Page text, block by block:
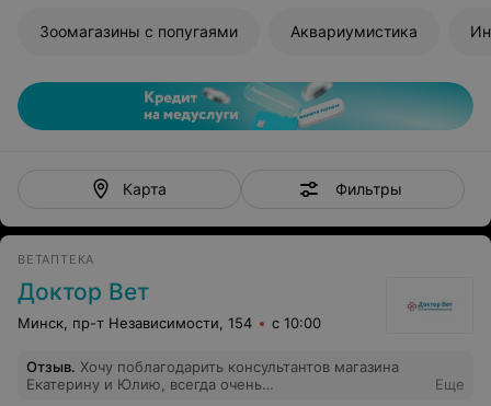
Зоомагазины с попугаями Аквариумистика
Карта Фильтры
ВЕТАПТЕКА
Доктор Вет
Минск, пр-т Независимости, 154 с 10:00
Отзыв. Хочу поблагодарить консультантов магазина
Екатерину и Юлию, всегда очень
Еще